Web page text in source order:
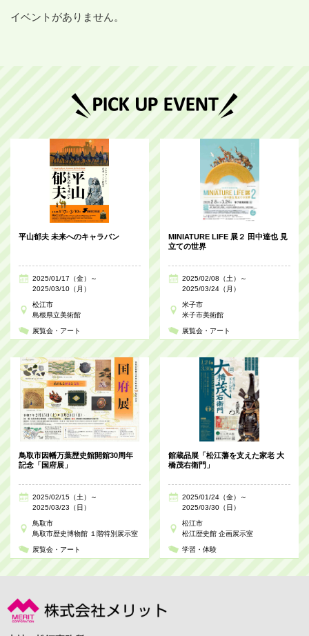
イベントがありません。
平山郁夫 未来へのキャラバン
2025/01/17（金）～
2025/03/10（月）
松江市
島根県立美術館
展覧会・アート
MINIATURE LIFE 展２ 田中達也 見
立ての世界
2025/02/08（土）～
2025/03/24（月）
米子市
米子市美術館
展覧会・アート
鳥取市因幡万葉歴史館開館30周年
記念「国府展」
2025/02/15（土）～
2025/03/23（日）
鳥取市
鳥取市歴史博物館 １階特別展示室
展覧会・アート
館蔵品展「松江藩を支えた家老 大
橋茂右衛門」
2025/01/24（金）～
2025/03/30（日）
松江市
松江歴史館 企画展示室
学習・体験